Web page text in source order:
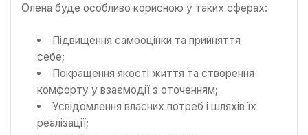
Олена буде особливо корисною у таких сферах:
Підвищення самооцінки та прийняття
себе;
Покращення якості життя та створення
комфорту у взаємодії з оточенням;
Усвідомлення власних потреб і шляхів їх
реалізації;